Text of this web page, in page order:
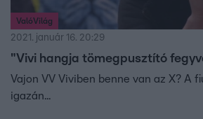
ValóVilág
2021. január 16. 20:29
"Vivi hangja tömegpusztító
Vajon VV Viviben benne van az X? A
igazán...